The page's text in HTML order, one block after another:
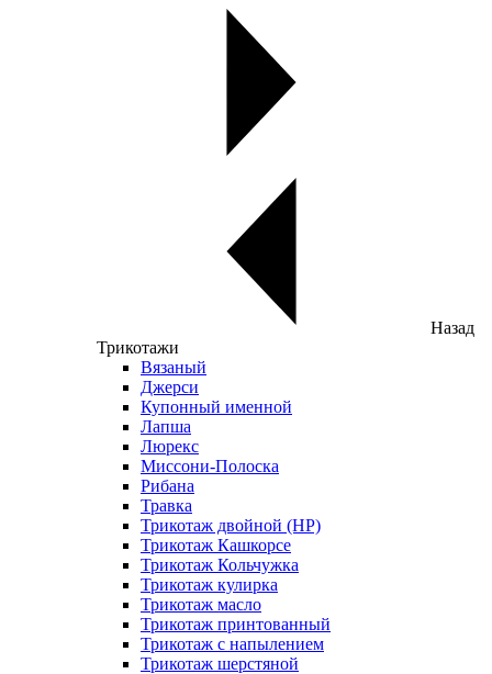
Назад
Трикотажи
Вязаный
Джерси
Купонный именной
Лапша
Люрекс
Миссони-Полоска
Рибана
Травка
Трикотаж двойной (НР)
Трикотаж Кашкорсе
Трикотаж Кольчужка
Трикотаж кулирка
Трикотаж масло
Трикотаж принтованный
Трикотаж с напылением
Трикотаж шерстяной